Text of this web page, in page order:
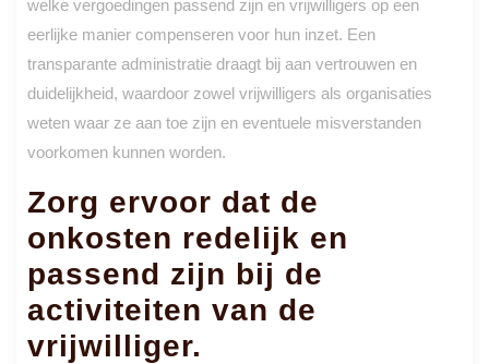
welke vergoedingen passend zijn en vrijwilligers op een
eerlijke manier compenseren voor hun inzet. Een
transparante administratie draagt bij aan vertrouwen en
duidelijkheid, waardoor zowel vrijwilligers als organisaties
weten waar ze aan toe zijn en eventuele misverstanden
voorkomen kunnen worden.
Zorg ervoor dat de
onkosten redelijk en
passend zijn bij de
activiteiten van de
vrijwilliger.